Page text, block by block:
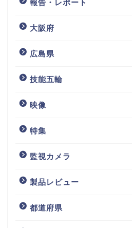
報告・レポート
大阪府
広島県
技能五輪
映像
特集
監視カメラ
製品レビュー
都道府県